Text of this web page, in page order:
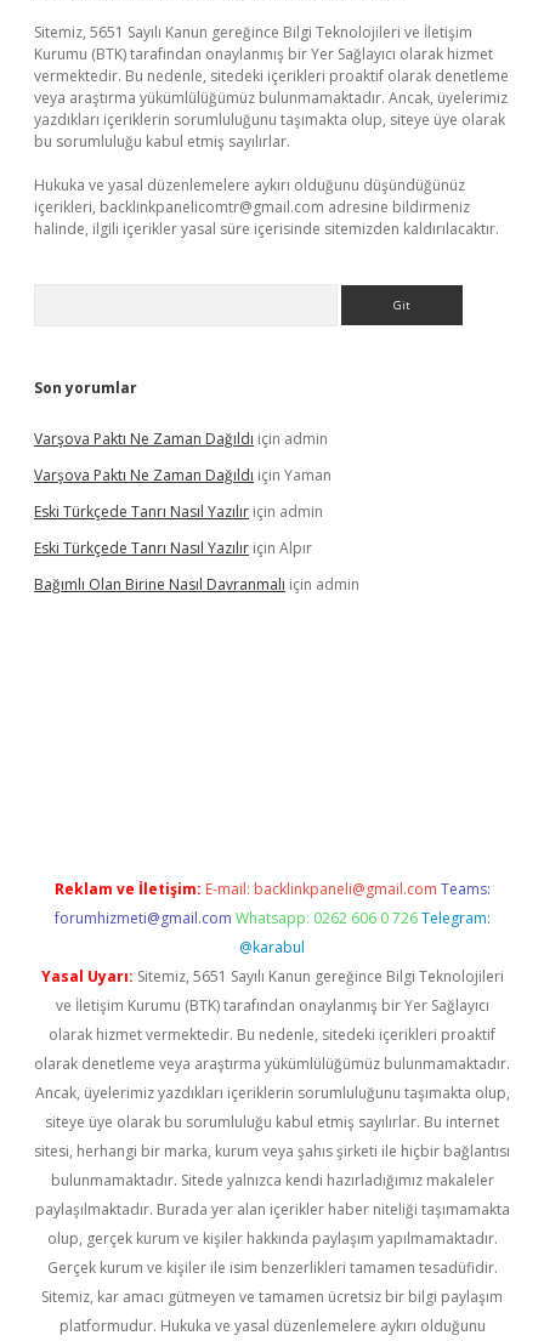
Sitemiz, 5651 Sayılı Kanun gereğince Bilgi Teknolojileri ve İletişim
Kurumu (BTK) tarafından onaylanmış bir Yer Sağlayıcı olarak hizmet
vermektedir. Bu nedenle, sitedeki içerikleri proaktif olarak denetleme
veya araştırma yükümlülüğümüz bulunmamaktadır. Ancak, üyelerimiz
yazdıkları içeriklerin sorumluluğunu taşımakta olup, siteye üye olarak
bu sorumluluğu kabul etmiş sayılırlar.
Hukuka ve yasal düzenlemelere aykırı olduğunu düşündüğünüz
içerikleri, backlinkpanelicomtr@gmail.com adresine bildirmeniz
halinde, ilgili içerikler yasal süre içerisinde sitemizden kaldırılacaktır.
Son yorumlar
Varşova Paktı Ne Zaman Dağıldı için admin
Varşova Paktı Ne Zaman Dağıldı için Yaman
Eski Türkçede Tanrı Nasıl Yazılır için admin
Eski Türkçede Tanrı Nasıl Yazılır için Alpır
Bağımlı Olan Birine Nasıl Davranmalı için admin
Reklam ve İletişim: E-mail: backlinkpaneli@gmail.com Teams:
forumhizmeti@gmail.com Whatsapp: 0262 606 0 726 Telegram:
@karabul
Yasal Uyarı: Sitemiz, 5651 Sayılı Kanun gereğince Bilgi Teknolojileri
ve İletişim Kurumu (BTK) tarafından onaylanmış bir Yer Sağlayıcı
olarak hizmet vermektedir. Bu nedenle, sitedeki içerikleri proaktif
olarak denetleme veya araştırma yükümlülüğümüz bulunmamaktadır.
Ancak, üyelerimiz yazdıkları içeriklerin sorumluluğunu taşımakta olup,
siteye üye olarak bu sorumluluğu kabul etmiş sayılırlar. Bu internet
sitesi, herhangi bir marka, kurum veya şahıs şirketi ile hiçbir bağlantısı
bulunmamaktadır. Sitede yalnızca kendi hazırladığımız makaleler
paylaşılmaktadır. Burada yer alan içerikler haber niteliği taşımamakta
olup, gerçek kurum ve kişiler hakkında paylaşım yapılmamaktadır.
Gerçek kurum ve kişiler ile isim benzerlikleri tamamen tesadüfidir.
Sitemiz, kar amacı gütmeyen ve tamamen ücretsiz bir bilgi paylaşım
platformudur. Hukuka ve yasal düzenlemelere aykırı olduğunu